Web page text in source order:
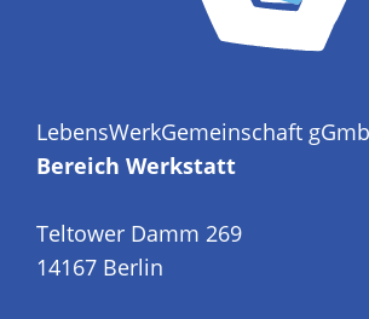
LebensWerkGemeinschaft
Bereich Werkstatt
Teltower Damm 269
14167 Berlin